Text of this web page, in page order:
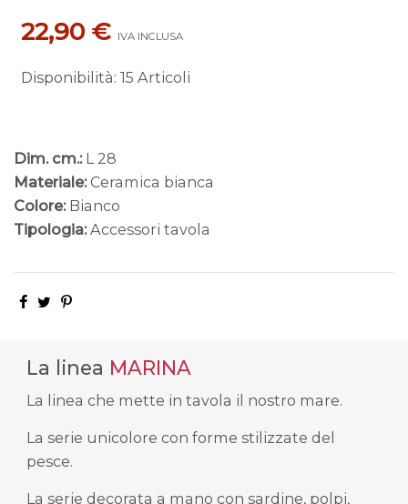
22,90 € IVA INCLUSA
Disponibilità: 15 Articoli
Dim. cm.: L 28
Materiale: Ceramica bianca
Colore: Bianco
Tipologia: Accessori tavola
La linea MARINA
La linea che mette in tavola il nostro mare.
La serie unicolore con forme stilizzate del
pesce.
La serie decorata a mano con sardine, polpi,